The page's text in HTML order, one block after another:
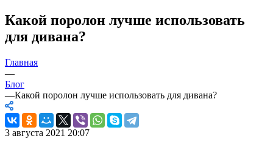
Какой поролон лучше использовать
для дивана?
Главная
—
Блог
—Какой поролон лучше использовать для дивана?
3 августа 2021 20:07